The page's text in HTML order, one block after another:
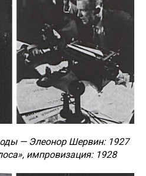
— Элеонор Шервин: 1927
импровизация: 1928